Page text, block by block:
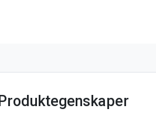
Produktegenskaper